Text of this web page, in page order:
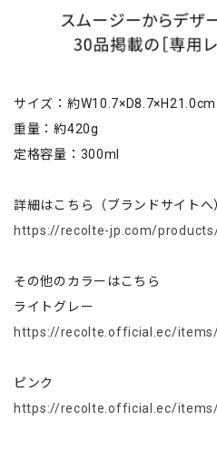
サイズ：約W10.7×D8.7×H21.0cm
重量：約420g
定格容量：300ml
詳細はこちら（ブランドサイトへ
https://recolte-jp.com/
その他のカラーはこちら
ライトグレー
https://recolte.official.ec/
ピンク
https://recolte.official.ec/